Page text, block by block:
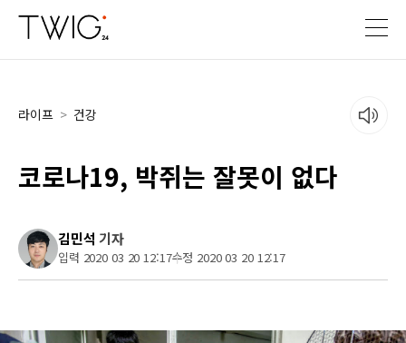
라이프 > 건강
코로나19, 박쥐는 잘못이 없다
김민석 기자
입력 2020 03 20 12:17수정 2020 03 20 12:17